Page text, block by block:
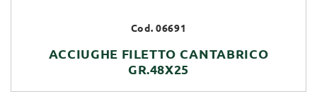
Cod. 06691
ACCIUGHE FILETTO CANTABRICO
GR.48X25